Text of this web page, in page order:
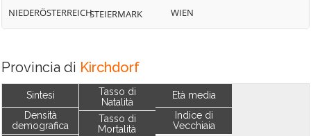
NIEDERÖSTERREICHSTEIERMARK
WIEN
Provincia di Kirchdorf
Sintesi
Densità
demografica
Tasso di
Natalità
Tasso di
Mortalità
Età media
Indice di
Vecchiaia